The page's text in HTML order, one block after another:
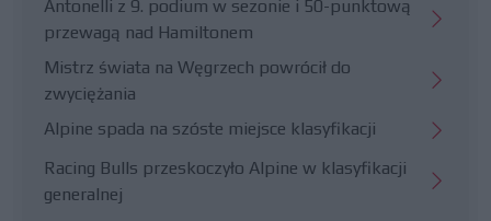
Antonelli z 9. podium w sezonie i 50-punktową
przewagą nad Hamiltonem
Mistrz świata na Węgrzech powrócił do
zwyciężania
Alpine spada na szóste miejsce klasyfikacji
Racing Bulls przeskoczyło Alpine w klasyfikacji
generalnej